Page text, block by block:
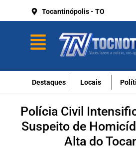
Tocantinópolis - TO
Destaques Locais
Polícia Civil
Suspeito de
Alta do